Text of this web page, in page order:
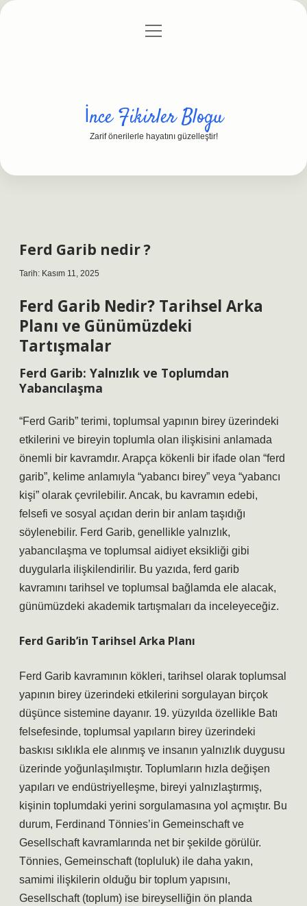
Gizlilik Politikası
menüyü
İnce Fikirler Blogu
Zarif önerilerle hayatını güzelleştir!
Ferd Garib nedir ?
Tarih: Kasım 11, 2025
Ferd Garib Nedir? Tarihsel Arka
Planı ve Günümüzdeki
Tartışmalar
Ferd Garib: Yalnızlık ve Toplumdan
Yabancılaşma
“Ferd Garib” terimi, toplumsal yapının birey üzerindeki
etkilerini ve bireyin toplumla olan ilişkisini anlamada
önemli bir kavramdır. Arapça kökenli bir ifade olan “ferd
garib”, kelime anlamıyla “yabancı birey” veya “yabancı
kişi” olarak çevrilebilir. Ancak, bu kavramın edebi,
felsefi ve sosyal açıdan derin bir anlam taşıdığı
söylenebilir. Ferd Garib, genellikle yalnızlık,
yabancılaşma ve toplumsal aidiyet eksikliği gibi
duygularla ilişkilendirilir. Bu yazıda, ferd garib
kavramını tarihsel ve toplumsal bağlamda ele alacak,
günümüzdeki akademik tartışmaları da inceleyeceğiz.
Ferd Garib’in Tarihsel Arka Planı
Ferd Garib kavramının kökleri, tarihsel olarak toplumsal
yapının birey üzerindeki etkilerini sorgulayan birçok
düşünce sistemine dayanır. 19. yüzyılda özellikle Batı
felsefesinde, toplumsal yapıların birey üzerindeki
baskısı sıklıkla ele alınmış ve insanın yalnızlık duygusu
üzerinde yoğunlaşılmıştır. Toplumların hızla değişen
yapıları ve endüstriyelleşme, bireyi yalnızlaştırmış,
kişinin toplumdaki yerini sorgulamasına yol açmıştır. Bu
durum, Ferdinand Tönnies’in Gemeinschaft ve
Gesellschaft kavramlarında net bir şekilde görülür.
Tönnies, Gemeinschaft (topluluk) ile daha yakın,
samimi ilişkilerin olduğu bir toplum yapısını,
Gesellschaft (toplum) ise bireyselliğin ön planda